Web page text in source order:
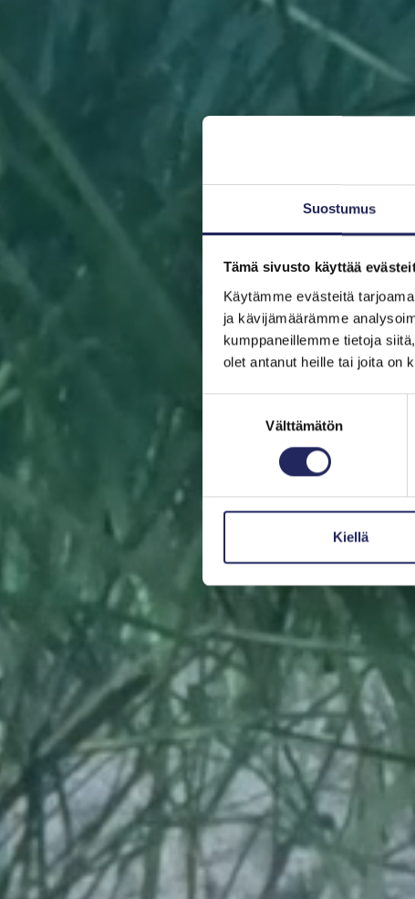
Suostumus
Tämä sivusto käyttää
Käytämme evästeitä
ja kävijämäärämme
kumppaneillemme tietoja
olet antanut heille tai joita on
Välttämätön
Kiellä
Auta pelastamaan
tai lahjan